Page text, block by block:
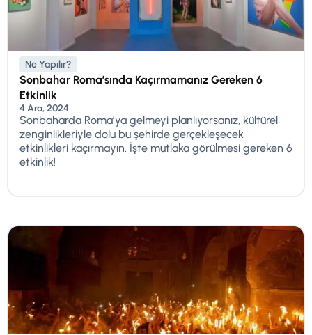
Ne Yapılır?
Sonbahar Roma’sında Kaçırmamanız Gereken 6
Etkinlik
4 Ara, 2024
Sonbaharda Roma’ya gelmeyi planlıyorsanız, kültürel
zenginlikleriyle dolu bu şehirde gerçekleşecek
etkinlikleri kaçırmayın. İşte mutlaka görülmesi gereken 6
etkinlik!